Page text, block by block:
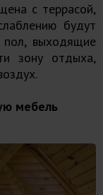
с террасой,
будут
пол, выходящие
зону отдыха,
мебель